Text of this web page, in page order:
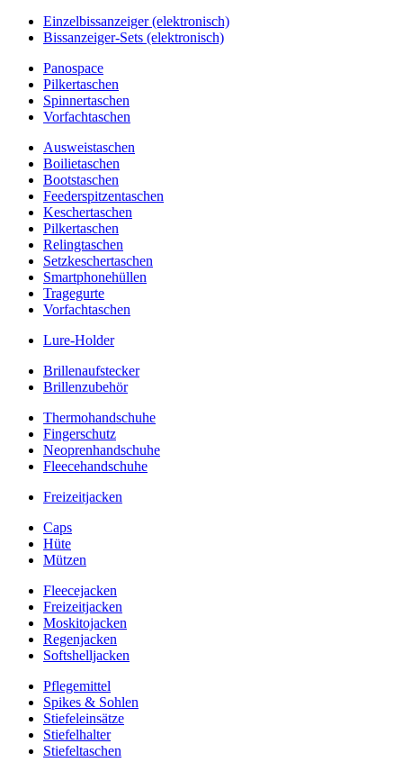
Einzelbissanzeiger (elektronisch)
Bissanzeiger-Sets (elektronisch)
Panospace
Pilkertaschen
Spinnertaschen
Vorfachtaschen
Ausweistaschen
Boilietaschen
Bootstaschen
Feederspitzentaschen
Keschertaschen
Pilkertaschen
Relingtaschen
Setzkeschertaschen
Smartphonehüllen
Tragegurte
Vorfachtaschen
Lure-Holder
Brillenaufstecker
Brillenzubehör
Thermohandschuhe
Fingerschutz
Neoprenhandschuhe
Fleecehandschuhe
Freizeitjacken
Caps
Hüte
Mützen
Fleecejacken
Freizeitjacken
Moskitojacken
Regenjacken
Softshelljacken
Pflegemittel
Spikes & Sohlen
Stiefeleinsätze
Stiefelhalter
Stiefeltaschen